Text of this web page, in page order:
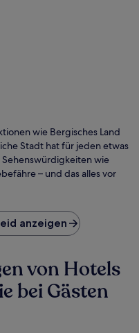
wie Bergisches Land
Stadt hat für jeden etwas
wie
– und das alles vor
anzeigen
von Hotels
bei Gästen